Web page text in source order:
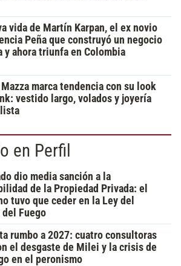
vida de Martín Karpan, el ex novio
Peña que construyó un negocio
y ahora triunfa en Colombia
marca tendencia con su look
vestido largo, volados y joyería
en Perfil
dio media sanción a la
de la Propiedad Privada: el
tuvo que ceder en la Ley del
del Fuego
rumbo a 2027: cuatro consultoras
el desgaste de Milei y la crisis de
en el peronismo